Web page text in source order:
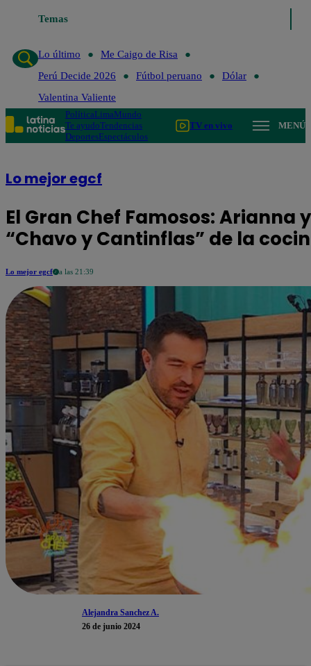
TemasLo último
Lo último
Me Caigo de Risa
Perú Decide 2026
Fútbol peruano
Dólar
Valentina Valiente
PolíticaLimaMundo
Te ayudoTendencias
DeportesEspectáculos
TV en vivo MENÚ
Lo mejor egcf
El Gran Chef Famosos: Arianna
“Chavo y Cantinflas” de la
Lo mejor egcf a las 21:39
Alejandra Sanchez A.
26 de junio 2024